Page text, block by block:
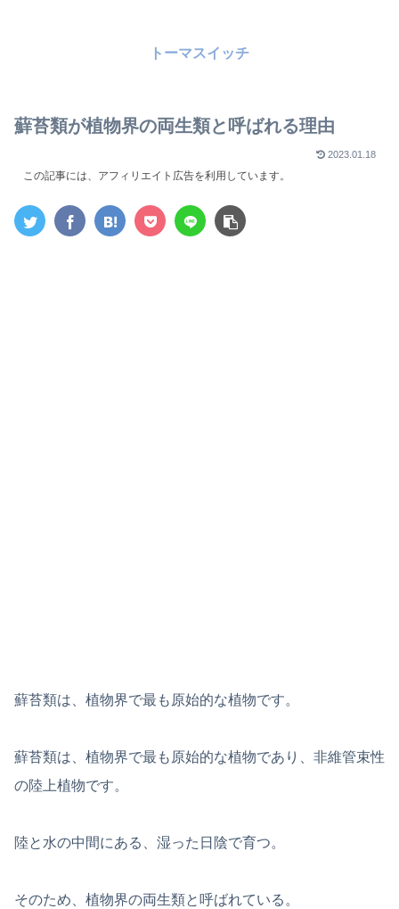
トーマスイッチ
蘚苔類が植物界の両生類と呼ばれる理由
2023.01.18
この記事には、アフィリエイト広告を利用しています。
蘚苔類は、植物界で最も原始的な植物です。
蘚苔類は、植物界で最も原始的な植物であり、非維管束性
の陸上植物です。
陸と水の中間にある、湿った日陰で育つ。
そのため、植物界の両生類と呼ばれている。